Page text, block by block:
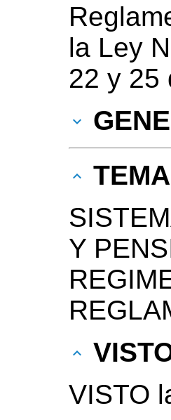
la Ley
22 y 25
TEMA
Y
VISTO